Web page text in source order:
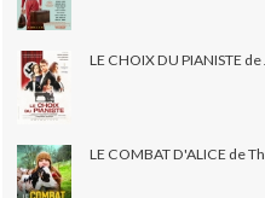
LE CHOIX DU PIANISTE
LE COMBAT D'ALICE de